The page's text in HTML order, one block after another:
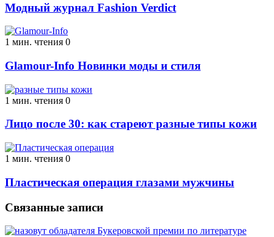
Модный журнал Fashion Verdict
1 мин. чтения 0
Glamour-Info Новинки моды и стиля
1 мин. чтения 0
Лицо после 30: как стареют разные типы кожи
1 мин. чтения 0
Пластическая операция глазами мужчины
Связанные записи